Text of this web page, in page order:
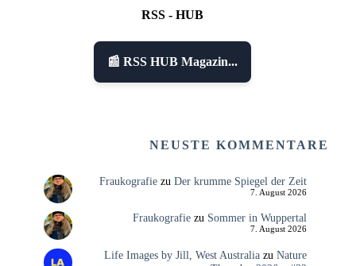
RSS - HUB
📰 RSS HUB Magazin...
NEUSTE KOMMENTARE
Fraukografiezu Der krumme Spiegel der Zeit
7. August 2026
Fraukografiezu Sommer in Wuppertal
7. August 2026
Life Images by Jill, West Australiazu Nature